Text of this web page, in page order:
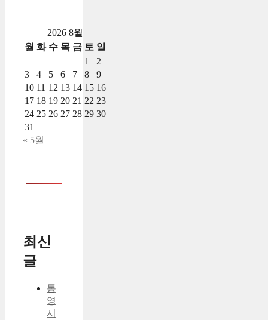
2026 8월
월 화 수 목 금 토 일
1
2
3
4 5 6 7 8
9
10 11 12 13 14 15 16
17 18 19 20 21 22 23
24 25 26 27 28 29 30
31
« 5월
최신
글
통
영
시